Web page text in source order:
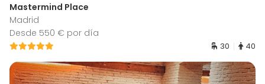
Mastermind Place
Madrid
Desde 550 € por día
30 40